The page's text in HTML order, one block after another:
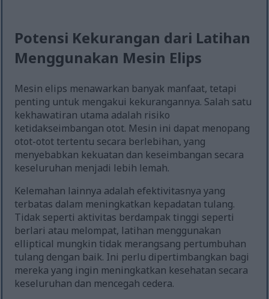
Potensi Kekurangan dari Latihan
Menggunakan Mesin Elips
Mesin elips menawarkan banyak manfaat, tetapi
penting untuk mengakui kekurangannya. Salah satu
kekhawatiran utama adalah risiko
ketidakseimbangan otot. Mesin ini dapat menopang
otot-otot tertentu secara berlebihan, yang
menyebabkan kekuatan dan keseimbangan secara
keseluruhan menjadi lebih lemah.
Kelemahan lainnya adalah efektivitasnya yang
terbatas dalam meningkatkan kepadatan tulang.
Tidak seperti aktivitas berdampak tinggi seperti
berlari atau melompat, latihan menggunakan
elliptical mungkin tidak merangsang pertumbuhan
tulang dengan baik. Ini perlu dipertimbangkan bagi
mereka yang ingin meningkatkan kesehatan secara
keseluruhan dan mencegah cedera.